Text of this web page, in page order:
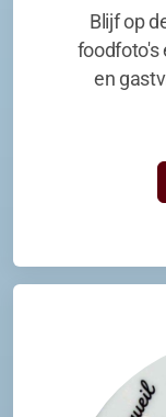
Blijf op
foodfoto's
en